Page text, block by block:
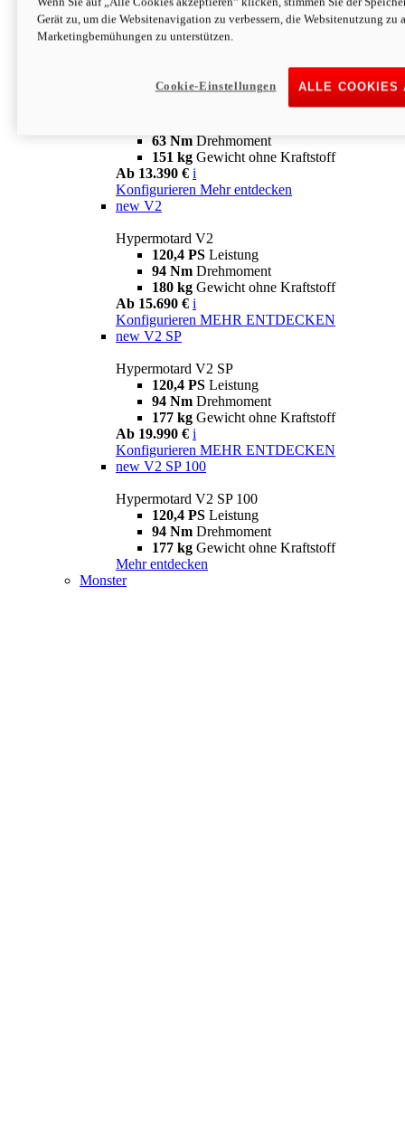
63 NmDrehmoment
151 kgGewicht ohne Kraftstoff
Ab 13.890 € i
63 Nm Drehmoment
151 kg Gewicht ohne Kraftstoff
Ab 13.390 € i
Konfigurieren Mehr entdecken
new V2
Hypermotard V2
120,4 PS Leistung
94 Nm Drehmoment
180 kg Gewicht ohne Kraftstoff
Ab 15.690 € i
Konfigurieren MEHR ENTDECKEN
new V2 SP
Hypermotard V2 SP
120,4 PS Leistung
94 Nm Drehmoment
177 kg Gewicht ohne Kraftstoff
Ab 19.990 € i
Konfigurieren MEHR ENTDECKEN
new V2 SP 100
Hypermotard V2 SP 100
120,4 PS Leistung
94 Nm Drehmoment
177 kg Gewicht ohne Kraftstoff
Mehr entdecken
Monster
Gerät zu, um die Websitenavigation zu verbessern, die Websitenutzung zu
Marketingbemühungen zu unterstützen.
ALLE COOKIES
Cookie-Einstellungen